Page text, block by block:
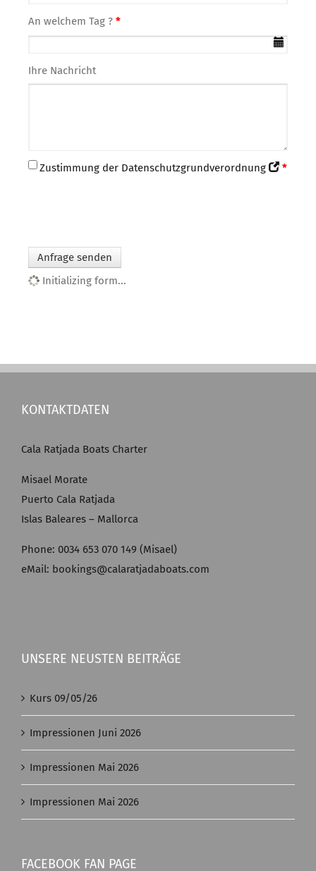
An welchem Tag ? *
Ihre Nachricht
Zustimmung der Datenschutzgrundverordnung *
Anfrage senden
Initializing form...
KONTAKTDATEN
Cala Ratjada Boats Charter
Misael Morate
Puerto Cala Ratjada
Islas Baleares – Mallorca
Phone: 0034 653 070 149 (Misael)
eMail: bookings@calaratjadaboats.com
UNSERE NEUSTEN BEITRÄGE
Kurs 09/05/26
Impressionen Juni 2026
Impressionen Mai 2026
Impressionen Mai 2026
FACEBOOK FAN PAGE